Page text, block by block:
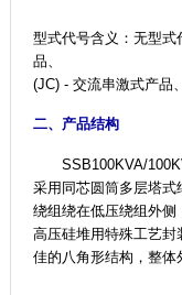
型式代号含义：无型
品、
(JC) - 交流串激式产品
二、产品结构
SSB100KVA/100KV
采用同芯圆筒多层塔
绕组绕在低压绕组外侧
高压硅堆用特殊工艺
佳的八角形结构，整体